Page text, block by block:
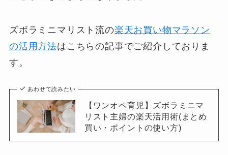
ズボラミニマリスト流の楽天お買い物マラソン
の活用方法はこちらの記事でご紹介しておりま
す。
あわせて読みたい
【ワンオペ育児】ズボラミニマ
リスト主婦の楽天活用術(まとめ
買い・ポイントの使い方)